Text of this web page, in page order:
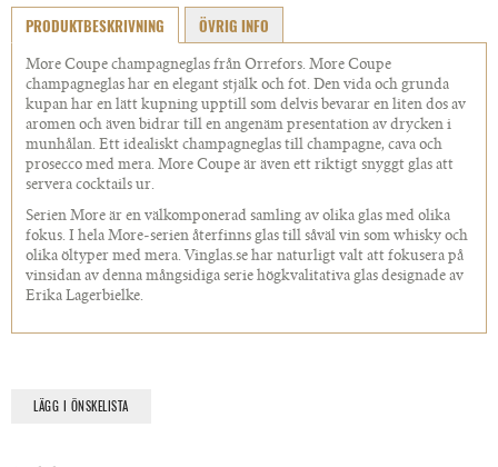
PRODUKTBESKRIVNING ÖVRIG INFO
More Coupe champagneglas från Orrefors. More Coupe
champagneglas har en elegant stjälk och fot. Den vida och grunda
kupan har en lätt kupning upptill som delvis bevarar en liten dos av
aromen och även bidrar till en angenäm presentation av drycken i
munhålan. Ett idealiskt champagneglas till champagne, cava och
prosecco med mera. More Coupe är även ett riktigt snyggt glas att
servera cocktails ur.
Serien More är en välkomponerad samling av olika glas med olika
fokus. I hela More-serien återfinns glas till såväl vin som whisky och
olika öltyper med mera. Vinglas.se har naturligt valt att fokusera på
vinsidan av denna mångsidiga serie högkvalitativa glas designade av
Erika Lagerbielke.
LÄGG I ÖNSKELISTA